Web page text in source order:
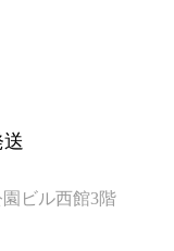
送
ビル西館3階